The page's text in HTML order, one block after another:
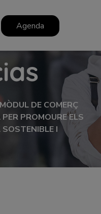
Agenda
DE COMERÇ
PROMOURE ELS
I